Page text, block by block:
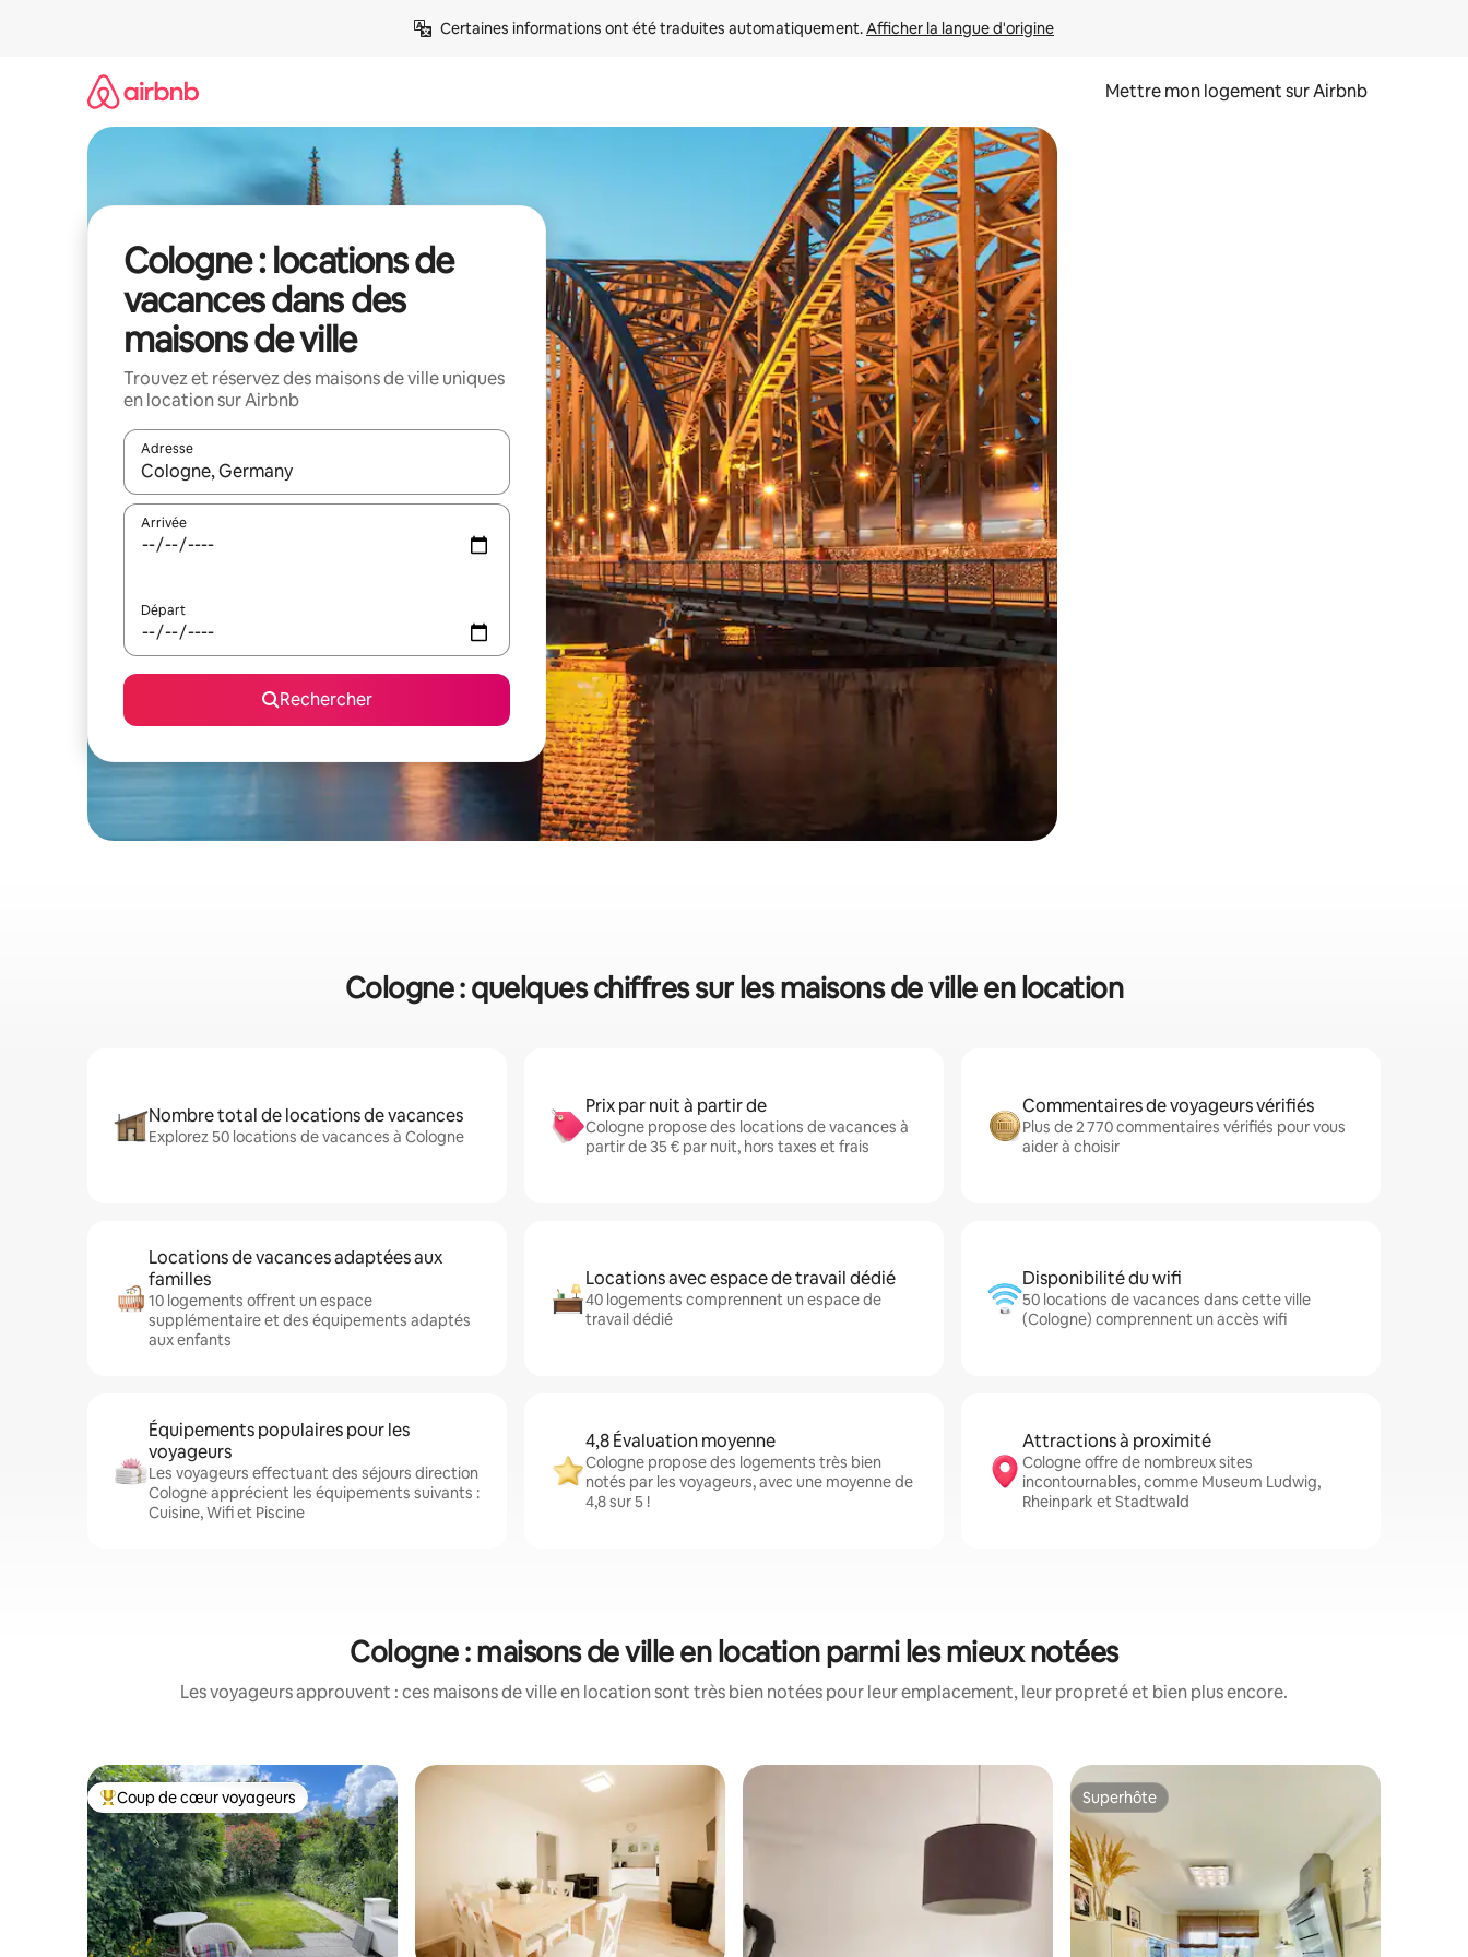
Certaines informations ont été traduites automatiquement. Afficher la langue d'origine
Mettre mon logement sur Airbnb
Cologne : locations de
vacances dans des
maisons de ville
Trouvez et réservez des maisons de ville uniques
en location sur Airbnb
Adresse
Lorsque les résultats s'affichent, utilisez les flèches vers le haut et vers le bas pour les parcourir ou en appuyant et en faisant glisser.
Arrivée
Départ
Rechercher
Cologne : quelques chiffres sur les maisons de ville en location
Nombre total de locations de vacances
Explorez 50 locations de vacances à Cologne
Prix par nuit à partir de
Cologne propose des locations de vacances à
partir de 35 € par nuit, hors taxes et frais
Commentaires de voyageurs vérifiés
Plus de 2 770 commentaires vérifiés pour vous
aider à choisir
Locations de vacances adaptées aux
familles
10 logements offrent un espace
supplémentaire et des équipements adaptés
aux enfants
Locations avec espace de travail dédié
40 logements comprennent un espace de
travail dédié
Disponibilité du wifi
50 locations de vacances dans cette ville
(Cologne) comprennent un accès wifi
Équipements populaires pour les
voyageurs
Les voyageurs effectuant des séjours direction
Cologne apprécient les équipements suivants :
Cuisine, Wifi et Piscine
4,8 Évaluation moyenne
Cologne propose des logements très bien
notés par les voyageurs, avec une moyenne de
4,8 sur 5 !
Attractions à proximité
Cologne offre de nombreux sites
incontournables, comme Museum Ludwig,
Rheinpark et Stadtwald
Cologne : maisons de ville en location parmi les mieux notées
Les voyageurs approuvent : ces maisons de ville en location sont très bien notées pour leur emplacement, leur propreté et bien plus encore.
Coups de cœur voyageurs les plus appréciés
Coup de cœur voyageurs Superhôte
Superhôte